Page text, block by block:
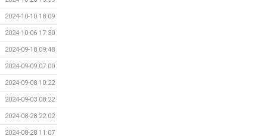
2024-10-10 18:09
2024-10-06 17:30
2024-09-18 09:48
2024-09-09 07:00
2024-09-08 10:22
2024-09-03 08:22
2024-08-28 22:02
2024-08-28 11:07